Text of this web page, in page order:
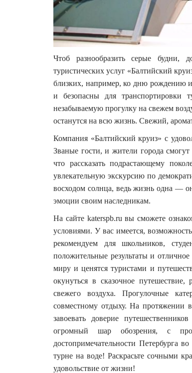
Чтоб разнообразить серые будни,
туристических услуг «Балтийский
близких, например, ко дню рождению
и безопасны для транспортировки
незабываемую прогулку на свежем
останутся на всю жизнь. Свежий,
Компания «Балтийский круиз» с
Званые гости, и жители города
что рассказать подрастающему
увлекательную экскурсию по
восходом солнца, ведь жизнь одна —
эмоции своим наследникам.
На сайте katerspb.ru вы сможете
условиями. У вас имеется,
рекомендуем для школьников,
положительные результаты и
миру и ценятся туристами и
окунуться в сказочное
свежего воздуха. Прогулочные
совместному отдыху. На протяжении
завоевать доверие
огромный шар обозрения, с
достопримечательности Петербурга
турне на воде! Раскрасьте сочными
удовольствие от жизни!